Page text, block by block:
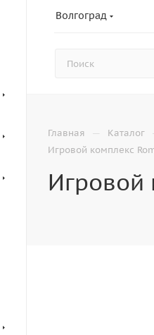
Волгоград
Главная — Каталог
Игровой комплекс
Игровой